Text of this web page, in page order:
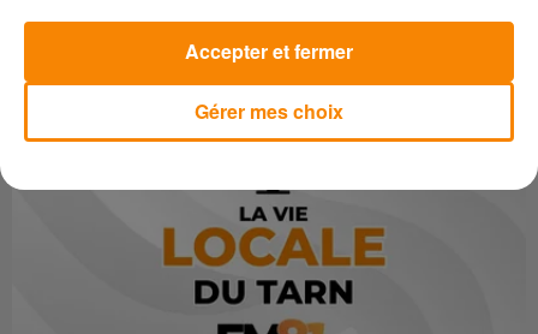
Gérer mes choix
Accepter et fermer